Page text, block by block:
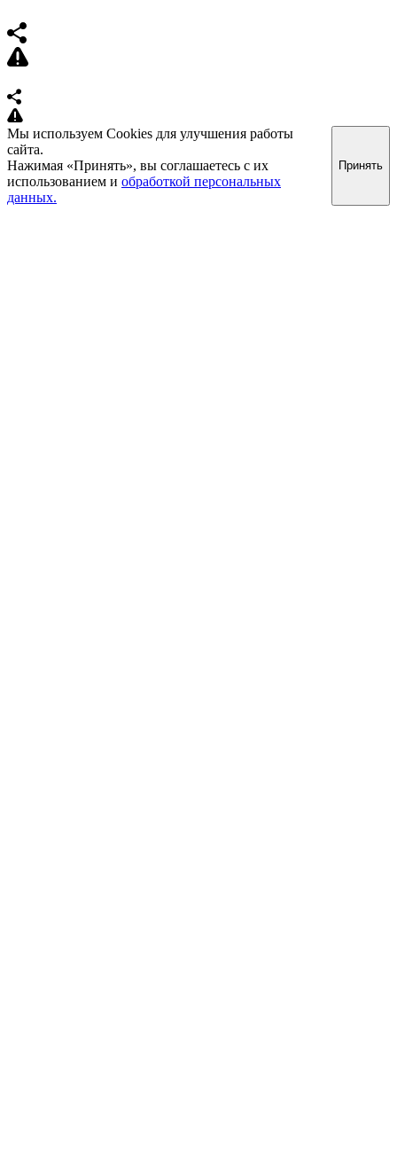
Мы используем Cookies для улучшения работы
сайта.
Нажимая «Принять», вы соглашаетесь с их
использованием и обработкой персональных
данных.
Принять